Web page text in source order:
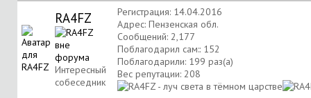
RA4FZ
Интересный
собеседник
Регистрация: 14.04.2016
Адрес: Пензенская обл.
Сообщений: 2,177
Поблагодарил сам:: 152
Поблагодарили: 199 раз(а)
Вес репутации: 208